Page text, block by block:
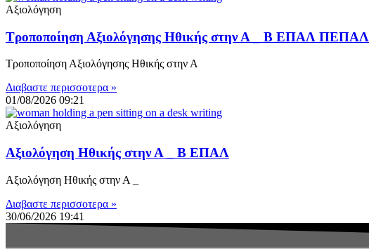
Αξιολόγηση
Τροποποίηση Αξιολόγησης Ηθικής στην Α _ Β ΕΠΑΛ ΠΕΠΑΛ
Τροποποίηση Αξιολόγησης Ηθικής στην Α
Διαβαστε περισσοτερα »
01/08/2026 09:21
Αξιολόγηση
Αξιολόγηση Ηθικής στην Α _ Β ΕΠΑΛ
Αξιολόγηση Ηθικής στην Α _
Διαβαστε περισσοτερα »
30/06/2026 19:41